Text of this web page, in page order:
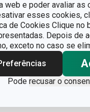
web e poder avaliar
esses cookies,
de Cookies Clique no
Depois de
exceto no caso se
Pode recusar o